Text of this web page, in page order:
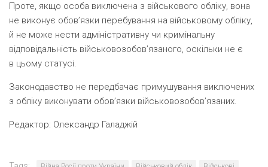
Проте, якщо особа виключена з військового обліку, вона
не виконує обов’язки перебування на військовому обліку,
й не може нести адміністративну чи кримінальну
відповідальність військовозобов’язаного, оскільки не є
в цьому статусі.
Законодавство не передбачає примушування виключених
з обліку виконувати обов’язки військовозобов’язаних.
Редактор: Олександр Галаджій